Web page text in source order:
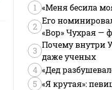
1 «Меня бесила
2
Его
«Вор» Чухрая —
3
Почему внутри
даже ученых
4 «Дед
5 «Я крутая»: